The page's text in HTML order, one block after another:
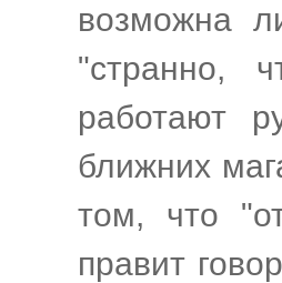
возможна
"странно,
работают
ближних
том, что
правит